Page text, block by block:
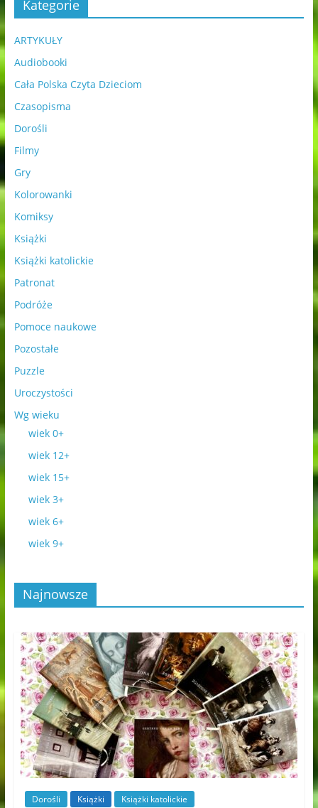
Kategorie
ARTYKUŁY
Audiobooki
Cała Polska Czyta Dzieciom
Czasopisma
Dorośli
Filmy
Gry
Kolorowanki
Komiksy
Książki
Książki katolickie
Patronat
Podróże
Pomoce naukowe
Pozostałe
Puzzle
Uroczystości
Wg wieku
wiek 0+
wiek 12+
wiek 15+
wiek 3+
wiek 6+
wiek 9+
Najnowsze
Dorośli Książki Książki katolickie